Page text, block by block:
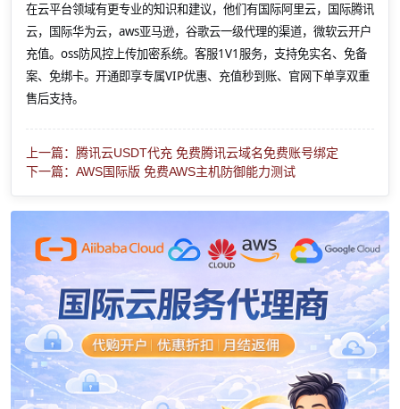
在云平台领域有更专业的知识和建议，他们有国际阿里云，国际腾讯
云，国际华为云，aws亚马逊，谷歌云一级代理的渠道，微软云开户
充值。oss防风控上传加密系统。客服1V1服务，支持免实名、免备
案、免绑卡。开通即享专属VIP优惠、充值秒到账、官网下单享双重
售后支持。
上一篇：腾讯云USDT代充 免费腾讯云域名免费账号绑定
下一篇：AWS国际版 免费AWS主机防御能力测试